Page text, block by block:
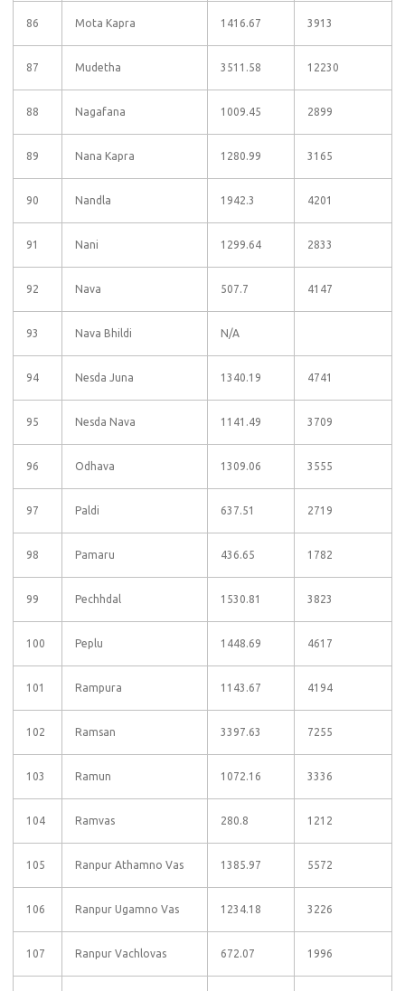
86 Mota Kapra 1416.67 3913
87 Mudetha 3511.58 12230
88 Nagafana 1009.45 2899
89 Nana Kapra 1280.99 3165
90 Nandla 1942.3 4201
91 Nani 1299.64 2833
92 Nava 507.7 4147
93 Nava Bhildi N/A
94 Nesda Juna 1340.19 4741
95 Nesda Nava 1141.49 3709
96 Odhava 1309.06 3555
97 Paldi 637.51 2719
98 Pamaru 436.65 1782
99 Pechhdal 1530.81 3823
100 Peplu 1448.69 4617
101 Rampura 1143.67 4194
102 Ramsan 3397.63 7255
103 Ramun 1072.16 3336
104 Ramvas 280.8 1212
105 Ranpur Athamno Vas 1385.97 5572
106 Ranpur Ugamno Vas 1234.18 3226
107 Ranpur Vachlovas 672.07 1996